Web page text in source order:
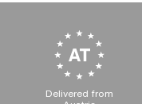
Delivered from